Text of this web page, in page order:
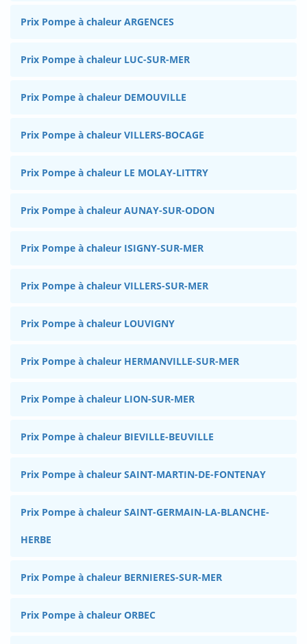
Prix Pompe à chaleur ARGENCES
Prix Pompe à chaleur LUC-SUR-MER
Prix Pompe à chaleur DEMOUVILLE
Prix Pompe à chaleur VILLERS-BOCAGE
Prix Pompe à chaleur LE MOLAY-LITTRY
Prix Pompe à chaleur AUNAY-SUR-ODON
Prix Pompe à chaleur ISIGNY-SUR-MER
Prix Pompe à chaleur VILLERS-SUR-MER
Prix Pompe à chaleur LOUVIGNY
Prix Pompe à chaleur HERMANVILLE-SUR-MER
Prix Pompe à chaleur LION-SUR-MER
Prix Pompe à chaleur BIEVILLE-BEUVILLE
Prix Pompe à chaleur SAINT-MARTIN-DE-FONTENAY
Prix Pompe à chaleur SAINT-GERMAIN-LA-BLANCHE-
HERBE
Prix Pompe à chaleur BERNIERES-SUR-MER
Prix Pompe à chaleur ORBEC